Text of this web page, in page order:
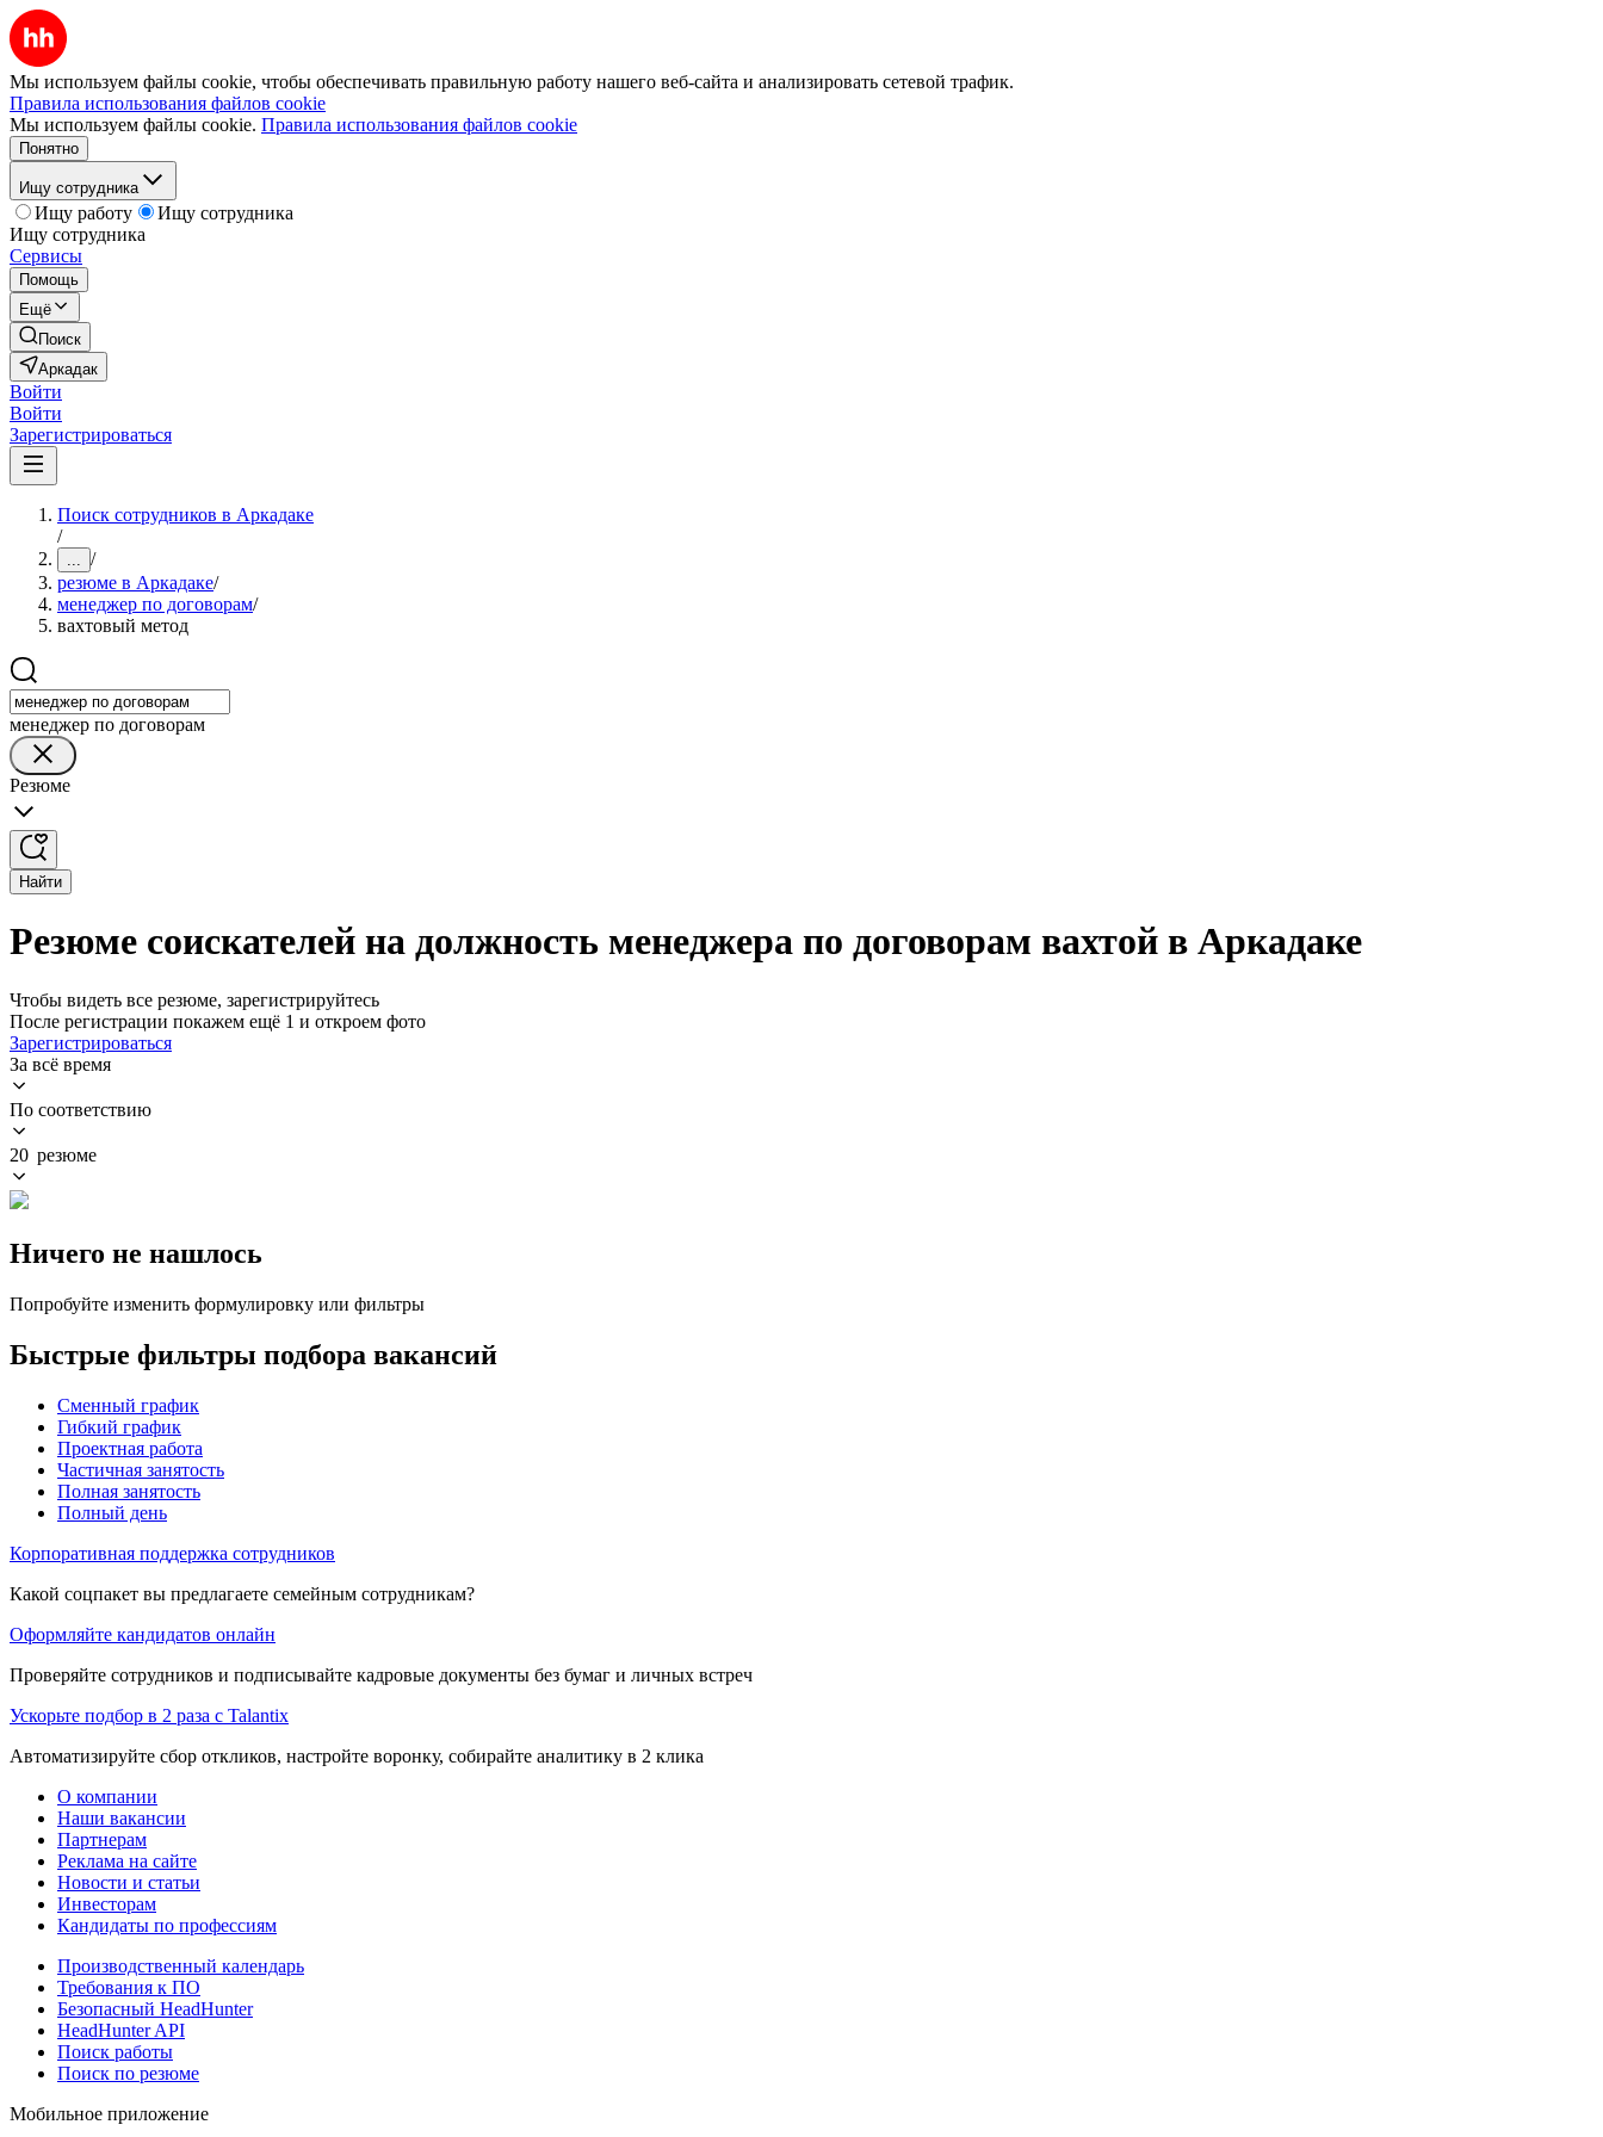
Мы используем файлы cookie, чтобы обеспечивать правильную работу нашего веб-сайта и анализировать сетевой трафик.
Правила использования файлов cookie
Мы используем файлы cookie. Правила использования файлов cookie
Понятно
Ищу сотрудника
Ищу работу
Ищу сотрудника
Ищу сотрудника
Сервисы
Помощь
Ещё
Поиск
Аркадак
Войти
Войти
Зарегистрироваться
Поиск сотрудников в Аркадаке
/
... /
резюме в Аркадаке/
менеджер по договорам/
вахтовый метод
менеджер по договорам
Резюме
Найти
Резюме соискателей на должность менеджера по договорам вахтой в Аркадаке
Чтобы видеть все резюме, зарегистрируйтесь
После регистрации покажем ещё 1 и откроем фото
Зарегистрироваться
За всё время
По соответствию
20 резюме
Ничего не нашлось
Попробуйте изменить формулировку или фильтры
Быстрые фильтры подбора вакансий
Сменный график
Гибкий график
Проектная работа
Частичная занятость
Полная занятость
Полный день
Корпоративная поддержка сотрудников
Какой соцпакет вы предлагаете семейным сотрудникам?
Оформляйте кандидатов онлайн
Проверяйте сотрудников и подписывайте кадровые документы без бумаг и личных встреч
Ускорьте подбор в 2 раза с Talantix
Автоматизируйте сбор откликов, настройте воронку, собирайте аналитику в 2 клика
О компании
Наши вакансии
Партнерам
Реклама на сайте
Новости и статьи
Инвесторам
Кандидаты по профессиям
Производственный календарь
Требования к ПО
Безопасный HeadHunter
HeadHunter API
Поиск работы
Поиск по резюме
Мобильное приложение